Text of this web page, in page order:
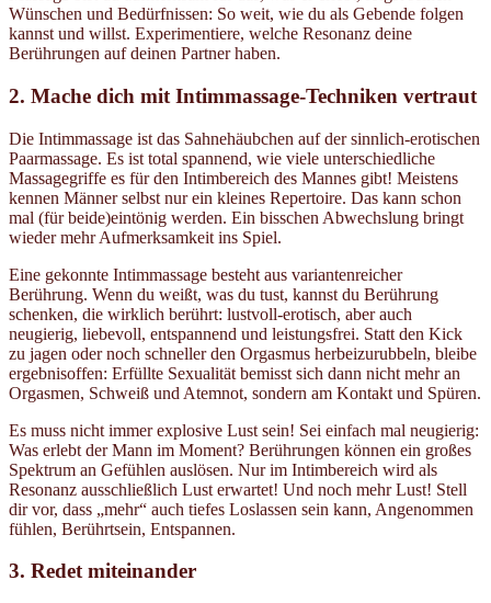
Wünschen und Bedürfnissen: So weit, wie du als Gebende folgen
kannst und willst. Experimentiere, welche Resonanz deine
Berührungen auf deinen Partner haben.
2. Mache dich mit Intimmassage-Techniken vertraut
Die Intimmassage ist das Sahnehäubchen auf der sinnlich-erotischen
Paarmassage. Es ist total spannend, wie viele unterschiedliche
Massagegriffe es für den Intimbereich des Mannes gibt! Meistens
kennen Männer selbst nur ein kleines Repertoire. Das kann schon
mal (für beide)eintönig werden. Ein bisschen Abwechslung bringt
wieder mehr Aufmerksamkeit ins Spiel.
Eine gekonnte Intimmassage besteht aus variantenreicher
Berührung. Wenn du weißt, was du tust, kannst du Berührung
schenken, die wirklich berührt: lustvoll-erotisch, aber auch
neugierig, liebevoll, entspannend und leistungsfrei. Statt den Kick
zu jagen oder noch schneller den Orgasmus herbeizurubbeln, bleibe
ergebnisoffen: Erfüllte Sexualität bemisst sich dann nicht mehr an
Orgasmen, Schweiß und Atemnot, sondern am Kontakt und Spüren.
Es muss nicht immer explosive Lust sein! Sei einfach mal neugierig:
Was erlebt der Mann im Moment? Berührungen können ein großes
Spektrum an Gefühlen auslösen. Nur im Intimbereich wird als
Resonanz ausschließlich Lust erwartet! Und noch mehr Lust! Stell
dir vor, dass „mehr“ auch tiefes Loslassen sein kann, Angenommen
fühlen, Berührtsein, Entspannen.
3. Redet miteinander